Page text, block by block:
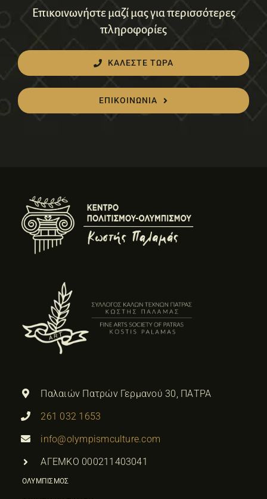
Επικοινωνήστε μαζί μας για περισσότερες
πληροφορίες
ΚΑΛΕΣΤΕ ΤΩΡΑ
ΕΠΙΚΟΙΝΩΝΙΑ
Παλαιών Πατρών Γερμανού 30, ΠΑΤΡΑ
261 032 1653
info@olympismculture.com
ΑΓΕΜΚΟ 000211403041
ΟΛΥΜΠΙΣΜΟΣ